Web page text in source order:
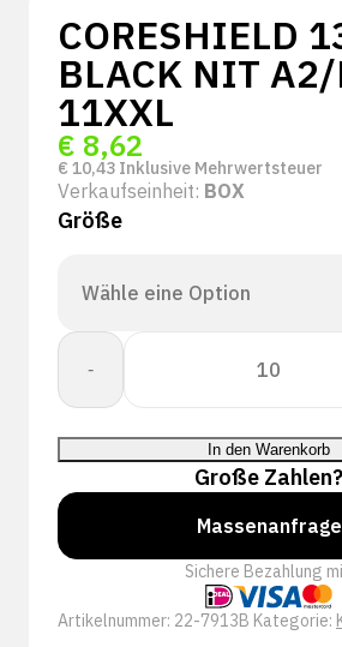
CORESHIELD
BLACK NIT
11XXL
€ 8,62
€ 10,43 Inklusive Mehrwertsteuer
Verkaufseinheit: BOX
Größe
-
CORESHIELD
13G
BLACK
NIT
A2/B
11XXL
Menge
In den Warenkorb
Große Zahlen?
Massenanfrage
Sichere Bezahlung
Artikelnummer: 22-7913B Kategorie: